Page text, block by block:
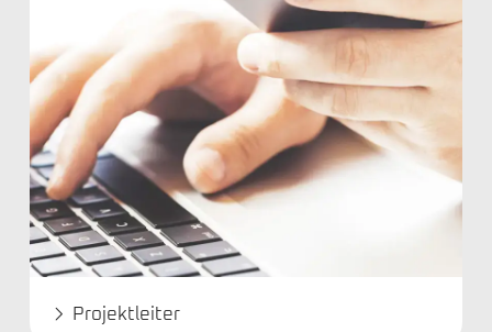
Projektleiter